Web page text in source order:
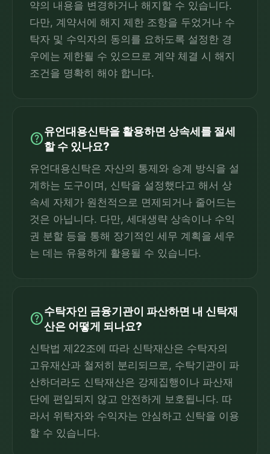
약의 내용을 변경하거나 해지할 수 있습니다.
다만, 계약서에 해지 제한 조항을 두었거나 수
탁자 및 수익자의 동의를 요하도록 설정한 경
우에는 제한될 수 있으므로 계약 체결 시 해지
조건을 명확히 해야 합니다.
help유언대용신탁을 활용하면 상속세를 절세
할 수 있나요?
유언대용신탁은 자산의 통제와 승계 방식을 설
계하는 도구이며, 신탁을 설정했다고 해서 상
속세 자체가 원천적으로 면제되거나 줄어드는
것은 아닙니다. 다만, 세대생략 상속이나 수익
권 분할 등을 통해 장기적인 세무 계획을 세우
는 데는 유용하게 활용될 수 있습니다.
help수탁자인 금융기관이 파산하면 내 신탁재
산은 어떻게 되나요?
신탁법 제22조에 따라 신탁재산은 수탁자의
고유재산과 철저히 분리되므로, 수탁기관이 파
산하더라도 신탁재산은 강제집행이나 파산재
단에 편입되지 않고 안전하게 보호됩니다. 따
라서 위탁자와 수익자는 안심하고 신탁을 이용
할 수 있습니다.